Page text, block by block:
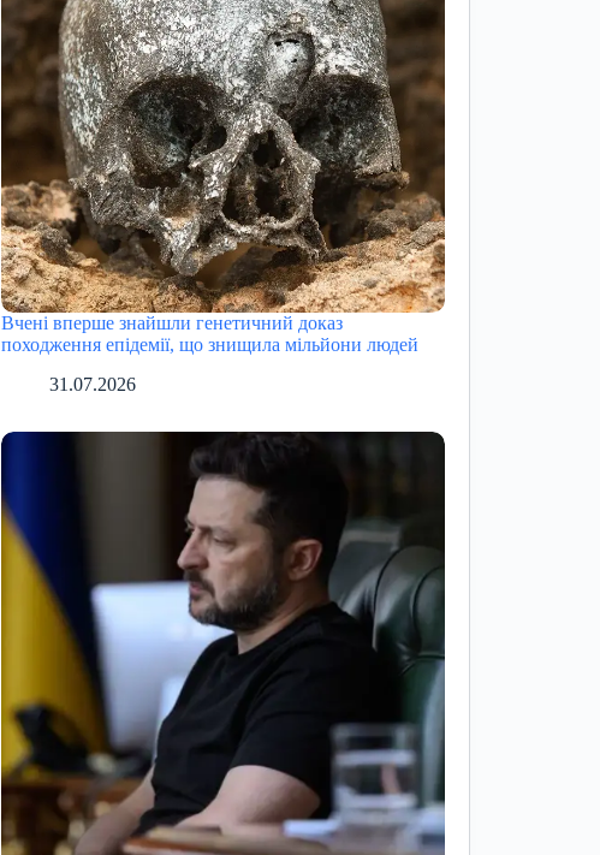
Вчені вперше знайшли генетичний доказ
походження епідемії, що знищила мільйони людей
31.07.2026